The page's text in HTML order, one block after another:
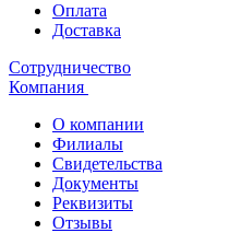
Оплата
Доставка
Сотрудничество
Компания
О компании
Филиалы
Свидетельства
Документы
Реквизиты
Отзывы